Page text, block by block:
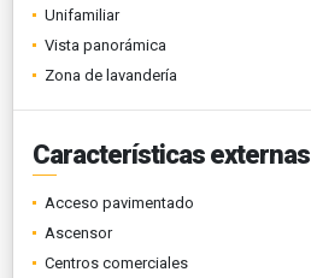
Unifamiliar
Vista panorámica
Zona de lavandería
Características externas
Acceso pavimentado
Ascensor
Centros comerciales